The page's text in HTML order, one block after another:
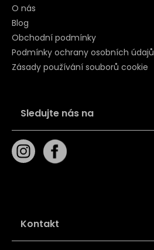
O nás
Blog
Obchodní podmínky
Podmínky ochrany osobních údajů
Zásady používání souborů cookie
Sledujte nás na
Kontakt